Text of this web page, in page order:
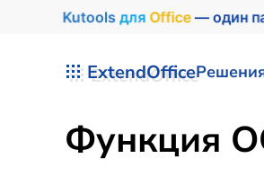
Kutools для Office— один
ExtendOffice
Функция